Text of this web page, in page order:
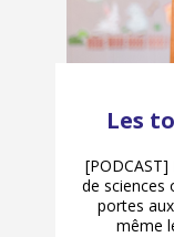
Les
de sciences
portes
même